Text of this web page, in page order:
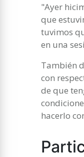
"Ayer
que
tuvimos
en una
También
con
de que
hacerlo